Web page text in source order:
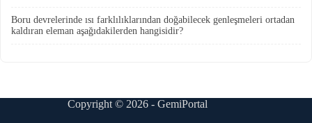
Boru devrelerinde ısı farklılıklarından doğabilecek genleşmeleri ortadan
kaldıran eleman aşağıdakilerden hangisidir?
Copyright © 2026 - GemiPortal